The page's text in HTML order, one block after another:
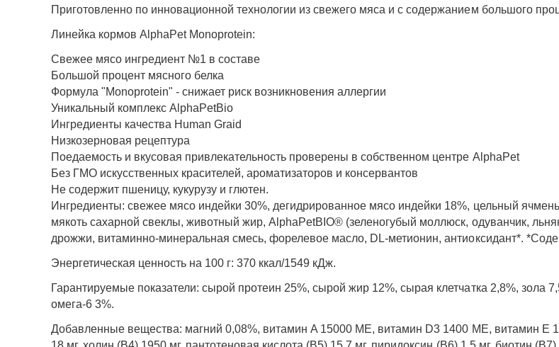
Приготовленно по инновационной технологии из свежего мяса и с содержанием большого
Линейка кормов AlphaPet Monoprotein:
Свежее мясо ингредиент №1 в составе
Большой процент мясного белка
Формула "Monoprotein" - снижает риск возникновения аллергии
Уникальный комплекс AlphaPetBio
Ингредиенты качества Human Graid
Низкозерновая рецептура
Поедаемость и вкусовая привлекательность проверены в собственном центре AlphaPet
Без ГМО искусственных красителей, ароматизаторов и консервантов
Не содержит пшеницу, кукурузу и глютен.
Ингредиенты: свежее мясо индейки 30%, дегидрированное мясо индейки 18%, цельный
мякоть сахарной свеклы, животный жир, AlphaPetBIO® (зеленогубый моллюск, одуванчик,
дрожжи, витаминно-минеральная смесь, форелевое масло, DL-метионин, антиоксидант*.
Энергетическая ценность на 100 г: 370 ккал/1549 кДж.
Гарантируемые показатели: сырой протеин 25%, сырой жир 12%, сырая клетчатка 2,8%, зола
омега-6 3%.
Добавленные вещества: магний 0,08%, витамин A 15000 МЕ, витамин D3 1400 МЕ, витамин E